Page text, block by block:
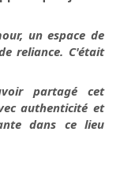
un espace de
reliance. C'était
partagé cet
authenticité et
dans ce lieu